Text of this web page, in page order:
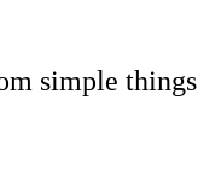
simple things